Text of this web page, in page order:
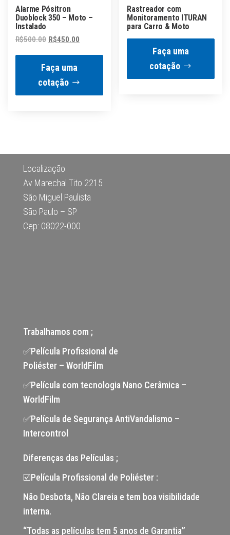
Alarme Pósitron
Duoblock 350 – Moto –
Instalado
R$500.00 O
original
era:
R$500.00.
R$450.00
Faça uma
cotação
Rastreador com
Monitoramento ITURAN
para Carro & Moto
Faça uma
cotação
Localização
Av Marechal Tito 2215
São Miguel Paulista
São Paulo – SP
Cep: 08022-000
Trabalhamos com ;
✅Película Profissional de
Poliéster – WorldFilm
✅Película com tecnologia Nano Cerâmica –
WorldFilm
✅Película de Segurança AntiVandalismo –
Intercontrol
Diferenças das Películas ;
☑️Película Profissional de Poliéster :
Não Desbota, Não Clareia e tem boa visibilidade
interna.
“Todas as películas tem 5 anos de Garantia”